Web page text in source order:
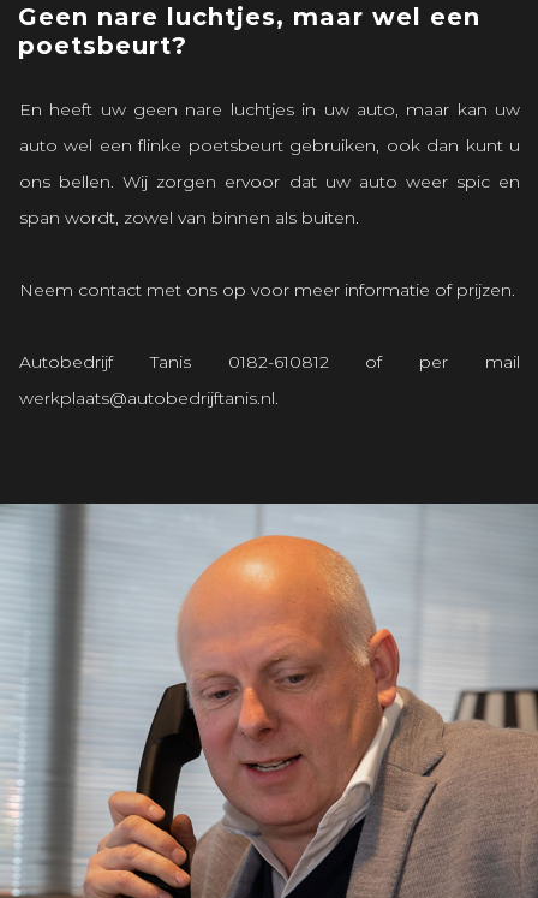
Geen nare luchtjes, maar wel een
poetsbeurt?
En heeft uw geen nare luchtjes in uw auto, maar kan uw
auto wel een flinke poetsbeurt gebruiken, ook dan kunt u
ons bellen. Wij zorgen ervoor dat uw auto weer spic en
span wordt, zowel van binnen als buiten.
Neem contact met ons op voor meer informatie of prijzen.
Autobedrijf Tanis 0182-610812of per mail
werkplaats@autobedrijftanis.nl.